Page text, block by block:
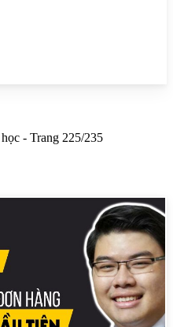
- Trang 225/235